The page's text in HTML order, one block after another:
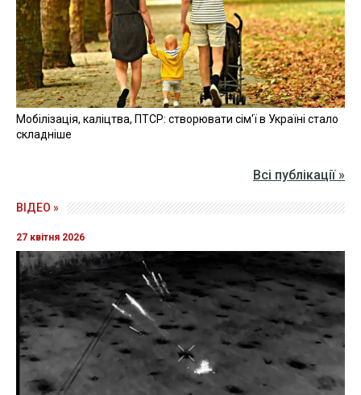
Мобілізація, каліцтва, ПТСР: створювати сім'ї в Україні стало
складніше
Всі публікації »
ВІДЕО »
27 квітня 2026